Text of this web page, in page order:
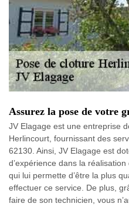
Assurez la pose de votre
JV Elagage est une entreprise
Herlincourt, fournissant des
62130. Ainsi, JV Elagage est
d’expérience dans la
qui lui permette d’être la plus
effectuer ce service. De plus,
faire de son technicien, vous